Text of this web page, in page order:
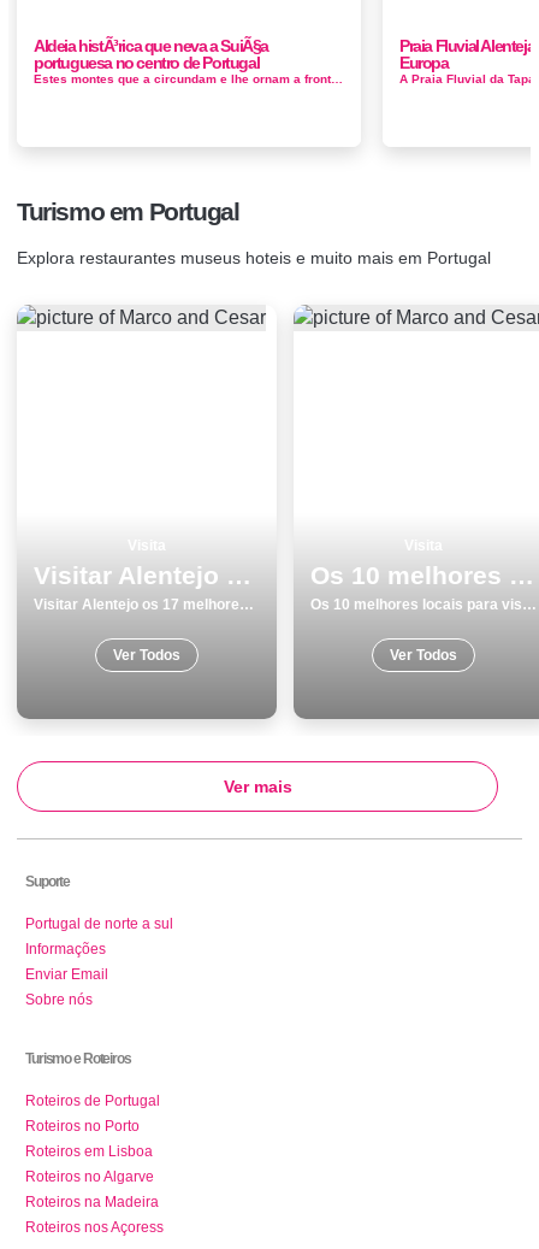
Aldeia histÃ³rica que neva a SuiÃ§a
portuguesa no centro de Portugal
Estes montes que a circundam e lhe ornam a fronte, oferecem aos visitantes surpreendentes paisagens, ao mesmo tempo o abismando na miragem dos cerros ...
Praia Fluvial
Europa
Turismo em Portugal
Explora restaurantes museus hoteis e muito mais em Portugal
Visitar Alentejo os 17 melhores locais
Visitar Alentejo os 17 melhores locais
Ver Todos
Os 10 melhores locais para visitar em Lisboa
Os 10 melhores locais para visitar em Lisboa
Ver Todos
Ver mais
Suporte
Portugal de norte a sul
Informações
Enviar Email
Sobre nós
Turismo e Roteiros
Roteiros de Portugal
Roteiros no Porto
Roteiros em Lisboa
Roteiros no Algarve
Roteiros na Madeira
Roteiros nos Açoress